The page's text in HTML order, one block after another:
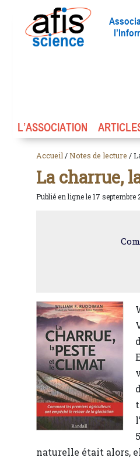
L’ASSOCIATION
Accueil /Notes de lecture /
La charrue,
Publié en ligne le 17 septembre
naturelle était alors,